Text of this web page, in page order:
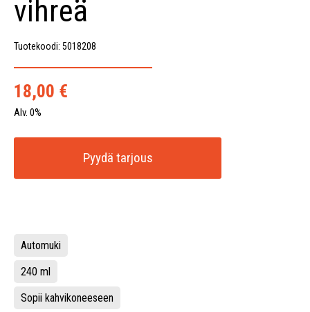
vihreä
Tuotekoodi: 5018208
18,00 €
Alv. 0%
Pyydä tarjous
Automuki
240 ml
Sopii kahvikoneeseen